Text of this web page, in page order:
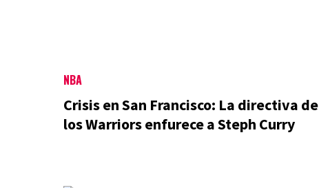
NBA
Crisis en San Francisco: La directiva de
los Warriors enfurece a Steph Curry